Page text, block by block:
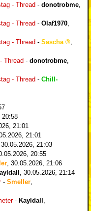
- Thread - donotrobme,
- Thread - Olaf1970,
- Thread - Sascha
,
Thread - donotrobme,
- Thread - Chill-
20:58
21:01
21:01
30.05.2026, 21:03
20:55
, 30.05.2026, 21:06
, 30.05.2026, 21:14
- Smeller,
- Kayldall ,